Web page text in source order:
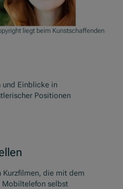
liegt beim Kunstschaffenden
und Einblicke in
Positionen
Kurzfilmen, die mit dem
Mobiltelefon selbst